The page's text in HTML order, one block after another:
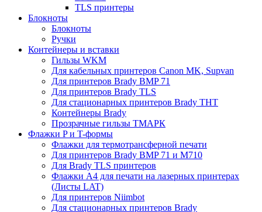
TLS принтеры
Блокноты
Блокноты
Ручки
Контейнеры и вставки
Гильзы WKM
Для кабельных принтеров Canon MK, Supvan
Для принтеров Brady BMP 71
Для принтеров Brady TLS
Для стационарных принтеров Brady THT
Контейнеры Brady
Прозрачные гильзы ТМАРК
Флажки P и T-формы
Флажки для термотрансферной печати
Для принтеров Brady BMP 71 и M710
Для Brady TLS принтеров
Флажки A4 для печати на лазерных принтерах
(Листы LAT)
Для принтеров Niimbot
Для стационарных принтеров Brady